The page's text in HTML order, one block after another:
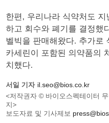
한편, 우리나라 식약처도
하고 회수와 폐기를 결정했
벨빅을 판매해왔다. 추가로
카세린이 포함된 의약품의
치했다.
서일 기자 il.seo@bios.co.kr
<저작권자 © 바이오스펙테이터
지>
보도자료 및 기사제보